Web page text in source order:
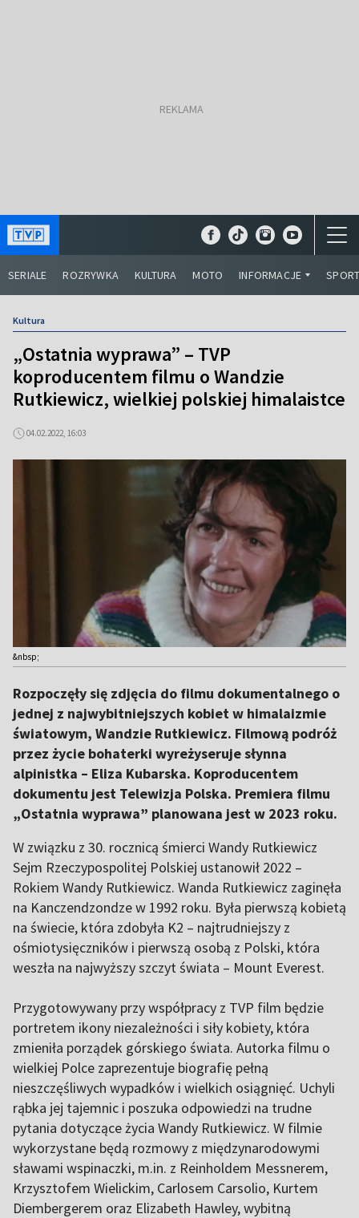
SERIALE ROZRYWKA KULTURA MOTO INFORMACJE
Kultura
„Ostatnia wyprawa” – TVP
koproducentem filmu o Wandzie
Rutkiewicz, wielkiej polskiej himalaistce
04.02.2022, 16:03
&nbsp;
Rozpoczęły się zdjęcia do filmu dokumentalnego o
jednej z najwybitniejszych kobiet w himalaizmie
światowym, Wandzie Rutkiewicz. Filmową podróż
przez życie bohaterki wyreżyseruje słynna
alpinistka – Eliza Kubarska. Koproducentem
dokumentu jest Telewizja Polska. Premiera filmu
„Ostatnia wyprawa” planowana jest w 2023 roku.
W związku z 30. rocznicą śmierci Wandy Rutkiewicz
Sejm Rzeczypospolitej Polskiej ustanowił 2022 –
Rokiem Wandy Rutkiewicz. Wanda Rutkiewicz zaginęła
na Kanczendzondze w 1992 roku. Była pierwszą kobietą
na świecie, która zdobyła K2 – najtrudniejszy z
ośmiotysięczników i pierwszą osobą z Polski, która
weszła na najwyższy szczyt świata – Mount Everest.
Przygotowywany przy współpracy z TVP film będzie
portretem ikony niezależności i siły kobiety, która
zmieniła porządek górskiego świata. Autorka filmu o
wielkiej Polce zaprezentuje biografię pełną
nieszczęśliwych wypadków i wielkich osiągnięć. Uchyli
rąbka jej tajemnic i poszuka odpowiedzi na trudne
pytania dotyczące życia Wandy Rutkiewicz. W filmie
wykorzystane będą rozmowy z międzynarodowymi
sławami wspinaczki, m.in. z Reinholdem Messnerem,
Krzysztofem Wielickim, Carlosem Carsolio, Kurtem
Diembergerem oraz Elizabeth Hawley, wybitną